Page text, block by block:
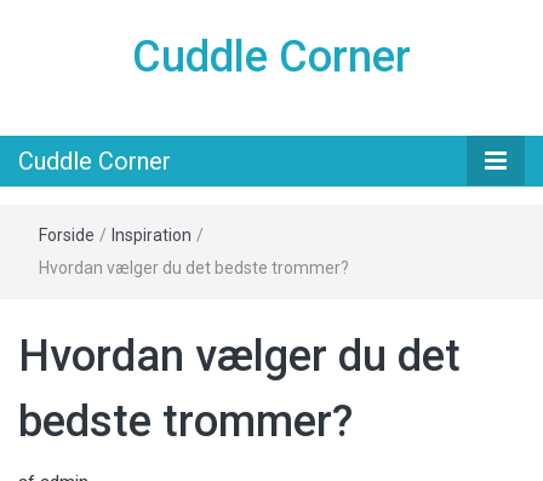
Cuddle Corner
Cuddle Corner
Forside / Inspiration /
Hvordan vælger du det bedste trommer?
Hvordan vælger du det
bedste trommer?